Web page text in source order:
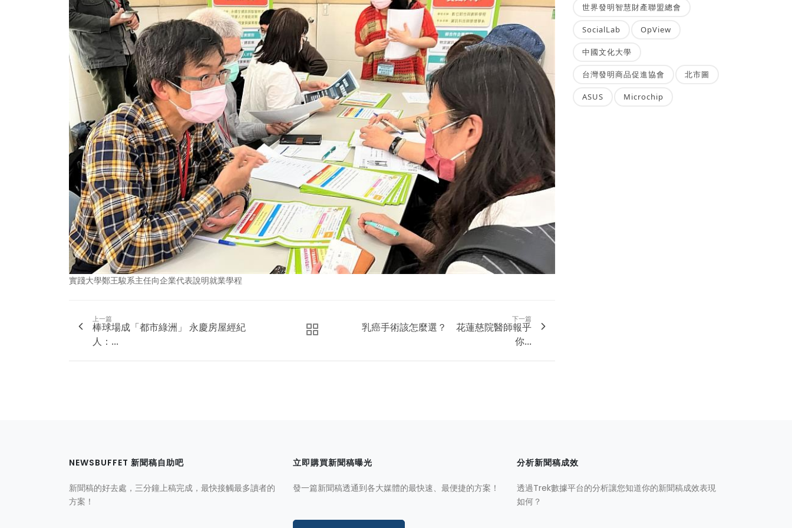
實踐大學鄭王駿系主任向企業代表說明就業學程
上一篇
棒球場成「都市綠洲」 永慶房屋經紀
人：...
下一篇
乳癌手術該怎麼選？ 花蓮慈院醫師報乎
你...
世界發明智慧財產聯盟總會
SocialLab OpView
中國文化大學
台灣發明商品促進協會 北市圖
ASUS Microchip
NEWSBUFFET 新聞稿自助吧
新聞稿的好去處，三分鐘上稿完成，最快接觸最多讀者的
方案！
立即購買新聞稿曝光
發一篇新聞稿透通到各大媒體的最快速、最便捷的方案！
分析新聞稿成效
透過Trek數據平台的分析讓您知道你的新聞稿成效表現
如何？